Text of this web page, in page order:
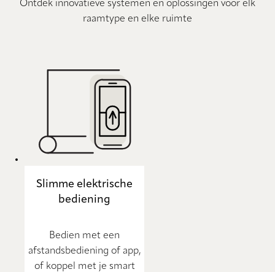
Ontdek innovatieve systemen en oplossingen voor elk
raamtype en elke ruimte
Slimme elektrische
bediening
Bedien met een
afstandsbediening of app,
of koppel met je smart